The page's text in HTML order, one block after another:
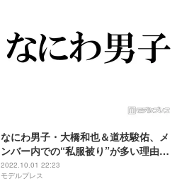
なにわ男子・大橋和也＆道枝駿佑、メ
ンバー内での“私服被り”が多い理由
「やっぱ大好きだから」
2022.10.01 22:23
モデルプレス